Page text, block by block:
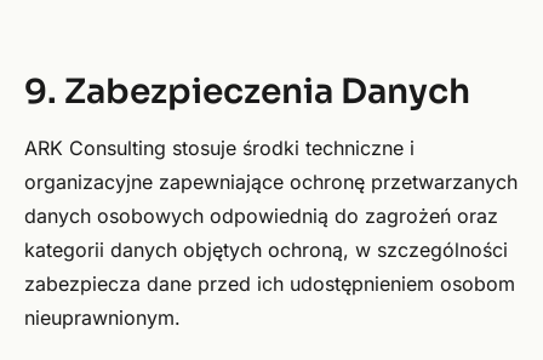
9. Zabezpieczenia Danych
ARK Consulting stosuje środki techniczne i
organizacyjne zapewniające ochronę przetwarzanych
danych osobowych odpowiednią do zagrożeń oraz
kategorii danych objętych ochroną, w szczególności
zabezpiecza dane przed ich udostępnieniem osobom
nieuprawnionym.